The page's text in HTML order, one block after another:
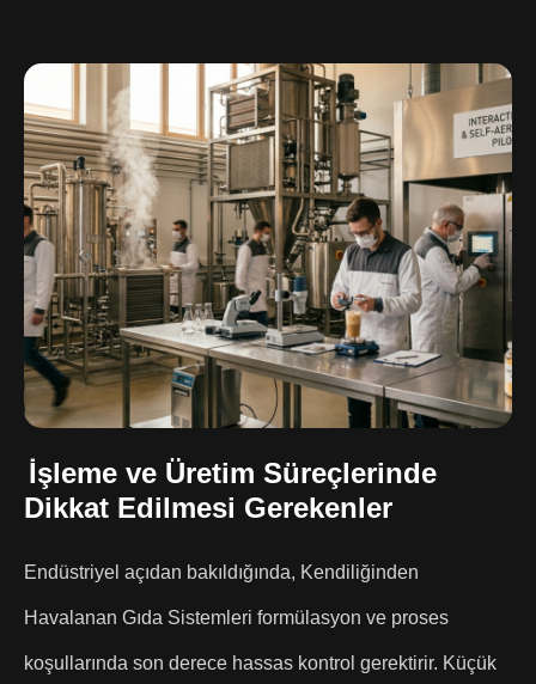
İşleme ve Üretim Süreçlerinde
Dikkat Edilmesi Gerekenler
Endüstriyel açıdan bakıldığında, Kendiliğinden
Havalanan Gıda Sistemleri formülasyon ve proses
koşullarında son derece hassas kontrol gerektirir. Küçük